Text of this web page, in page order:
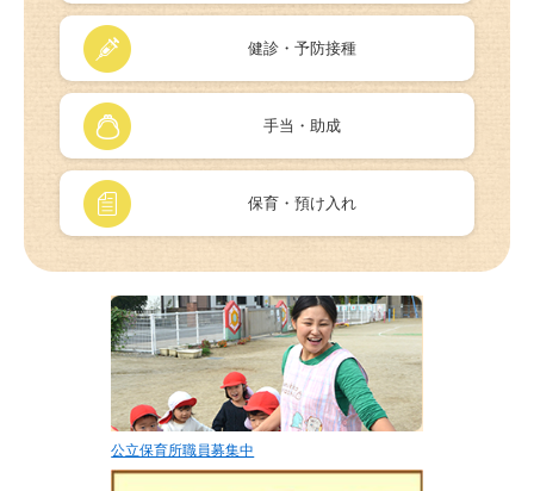
健診・予防接種
手当・助成
保育・預け入れ
公立保育所職員募集中